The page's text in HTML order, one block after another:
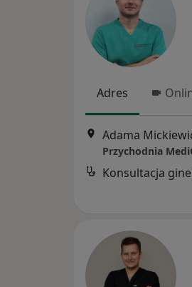
Adres
Adama
Przychodnia
Konsultacja